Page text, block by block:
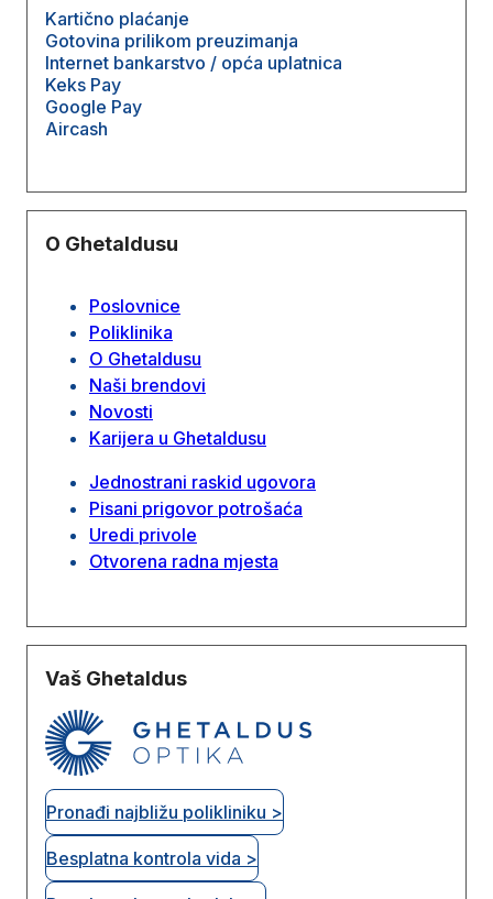
Kartično plaćanje
Gotovina prilikom preuzimanja
Internet bankarstvo / opća uplatnica
Keks Pay
Google Pay
Aircash
O Ghetaldusu
Poslovnice
Poliklinika
O Ghetaldusu
Naši brendovi
Novosti
Karijera u Ghetaldusu
Jednostrani raskid ugovora
Pisani prigovor potrošaća
Uredi privole
Otvorena radna mjesta
Vaš Ghetaldus
Pronađi najbližu polikliniku >
Besplatna kontrola vida >